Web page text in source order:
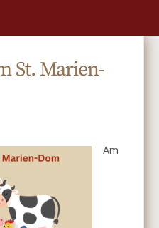
St. Marien-
Am